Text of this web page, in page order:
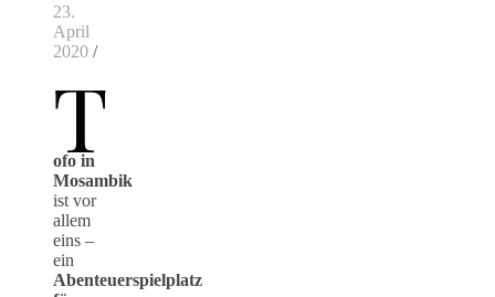
23.
April
2020 /
T
ofo in
Mosambik
ist vor
allem
eins –
ein
Abenteuerspielplatz